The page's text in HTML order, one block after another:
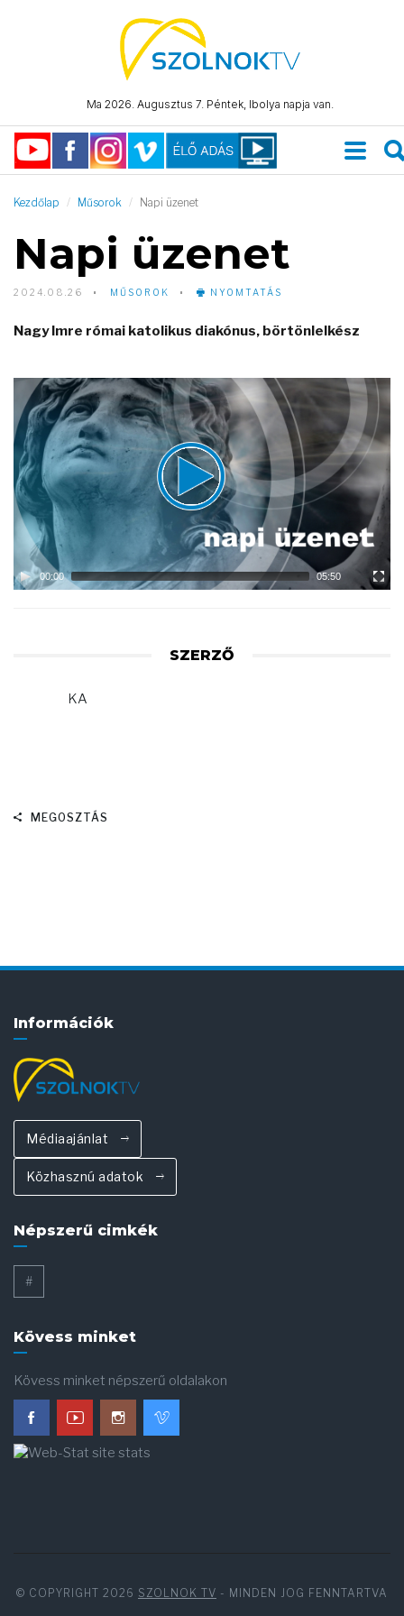
Ma 2026. Augusztus 7. Péntek, Ibolya napja van.
Kezdőlap Műsorok Napi üzenet
Napi üzenet
2024.08.26 MŰSOROK NYOMTATÁS
Nagy Imre római katolikus diakónus, börtönlelkész
Video
Player
00:00 05:50
SZERZŐ
KA
MEGOSZTÁS
Információk
Médiaajánlat
Közhasznú adatok
Népszerű cimkék
#
Kövess minket
Kövess minket népszerű oldalakon
© COPYRIGHT 2026 SZOLNOK TV - MINDEN JOG FENNTARTVA